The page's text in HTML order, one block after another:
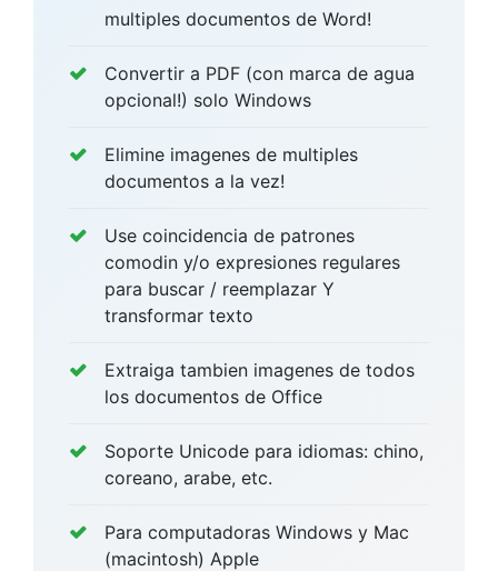
multiples documentos de Word!
Convertir a PDF (con marca de agua
opcional!) solo Windows
Elimine imagenes de multiples
documentos a la vez!
Use coincidencia de patrones
comodin y/o expresiones regulares
para buscar / reemplazar Y
transformar texto
Extraiga tambien imagenes de todos
los documentos de Office
Soporte Unicode para idiomas: chino,
coreano, arabe, etc.
Para computadoras Windows y Mac
(macintosh) Apple